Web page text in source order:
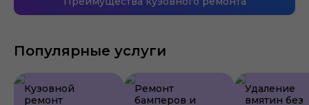
Популярные услуги
Кузовной
ремонт
Ремонт
бамперов и
Удаление
вмятин без